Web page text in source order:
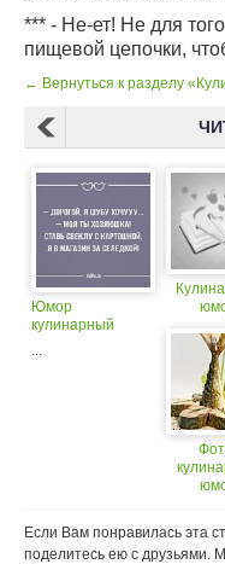
*** - Не-ет! Не для
пищевой цепочки,
← Вернуться к разделу
Юмор
кулинарный
...
Если Вам понравилась эта
поделитесь ею с друзьями.